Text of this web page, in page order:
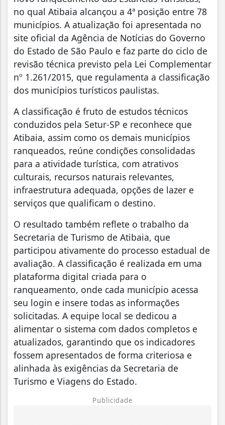
no qual Atibaia alcançou a 4ª posição entre 78
municípios. A atualização foi apresentada no
site oficial da Agência de Notícias do Governo
do Estado de São Paulo e faz parte do ciclo de
revisão técnica previsto pela Lei Complementar
nº 1.261/2015, que regulamenta a classificação
dos municípios turísticos paulistas.
A classificação é fruto de estudos técnicos
conduzidos pela Setur-SP e reconhece que
Atibaia, assim como os demais municípios
ranqueados, reúne condições consolidadas
para a atividade turística, com atrativos
culturais, recursos naturais relevantes,
infraestrutura adequada, opções de lazer e
serviços que qualificam o destino.
O resultado também reflete o trabalho da
Secretaria de Turismo de Atibaia, que
participou ativamente do processo estadual de
avaliação. A classificação é realizada em uma
plataforma digital criada para o
ranqueamento, onde cada município acessa
seu login e insere todas as informações
solicitadas. A equipe local se dedicou a
alimentar o sistema com dados completos e
atualizados, garantindo que os indicadores
fossem apresentados de forma criteriosa e
alinhada às exigências da Secretaria de
Turismo e Viagens do Estado.
Publicidade